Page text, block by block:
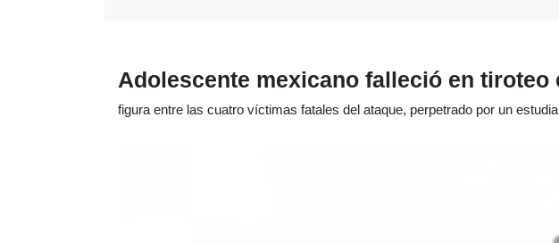
Adolescente mexicano falleció en tiroteo
figura entre las cuatro víctimas fatales del ataque, perpetrado por un